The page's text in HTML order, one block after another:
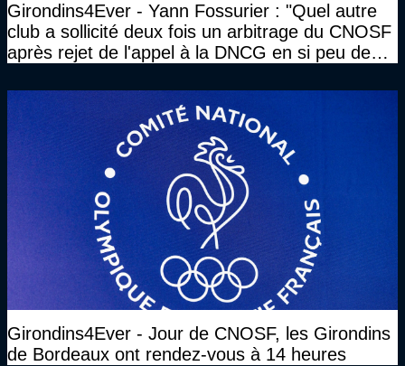
Girondins4Ever - Yann Fossurier : "Quel autre
club a sollicité deux fois un arbitrage du CNOSF
après rejet de l'appel à la DNCG en si peu de
Girondins4Ever - Jour de CNOSF, les Girondins
de Bordeaux ont rendez-vous à 14 heures